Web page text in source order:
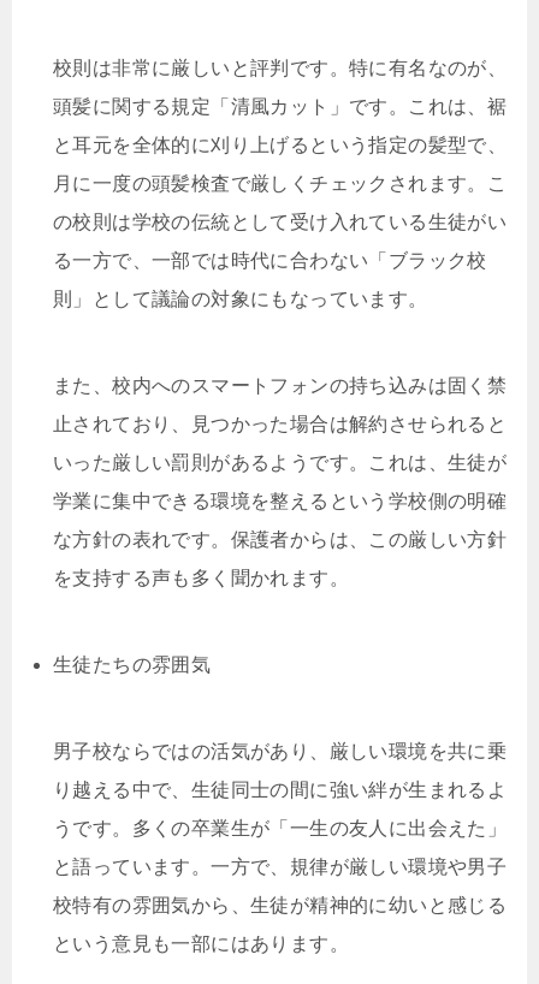
校則は非常に厳しいと評判です。特に有名なのが、
頭髪に関する規定「清風カット」です。これは、裾
と耳元を全体的に刈り上げるという指定の髪型で、
月に一度の頭髪検査で厳しくチェックされます。こ
の校則は学校の伝統として受け入れている生徒がい
る一方で、一部では時代に合わない「ブラック校
則」として議論の対象にもなっています。
また、校内へのスマートフォンの持ち込みは固く禁
止されており、見つかった場合は解約させられると
いった厳しい罰則があるようです。これは、生徒が
学業に集中できる環境を整えるという学校側の明確
な方針の表れです。保護者からは、この厳しい方針
を支持する声も多く聞かれます。
生徒たちの雰囲気
男子校ならではの活気があり、厳しい環境を共に乗
り越える中で、生徒同士の間に強い絆が生まれるよ
うです。多くの卒業生が「一生の友人に出会えた」
と語っています。一方で、規律が厳しい環境や男子
校特有の雰囲気から、生徒が精神的に幼いと感じる
という意見も一部にはあります。